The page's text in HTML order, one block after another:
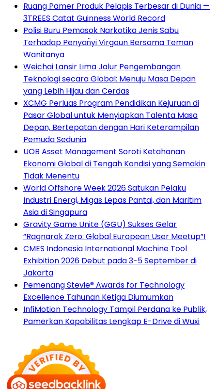
Ruang Pamer Produk Pelapis Terbesar di Dunia —
3TREES Catat Guinness World Record
Polisi Buru Pemasok Narkotika Jenis Sabu
Terhadap Penyan̈yi Virgoun Bersama Teman
Wanitanya
Weichai Lansir Lima Jalur Pengembangan
Teknologi secara Global: Menuju Masa Depan
yang Lebih Hijau dan Cerdas
XCMG Perluas Program Pendidikan Kejuruan di
Pasar Global untuk Menyiapkan Talenta Masa
Depan, Bertepatan dengan Hari Keterampilan
Pemuda Sedunia
UOB Asset Management Soroti Ketahanan
Ekonomi Global di Tengah Kondisi yang Semakin
Tidak Menentu
World Offshore Week 2026 Satukan Pelaku
Industri Energi, Migas Lepas Pantai, dan Maritim
Asia di Singapura
Gravity Game Unite (GGU) Sukses Gelar
“Ragnarok Zero: Global European User Meetup”!
CMES Indonesia International Machine Tool
Exhibition 2026 Debut pada 3-5 September di
Jakarta
Pemenang Stevie® Awards for Technology
Excellence Tahunan Ketiga Diumumkan
InfiMotion Technology Tampil Perdana ke Publik,
Pamerkan Kapabilitas Lengkap E-Drive di Wuxi